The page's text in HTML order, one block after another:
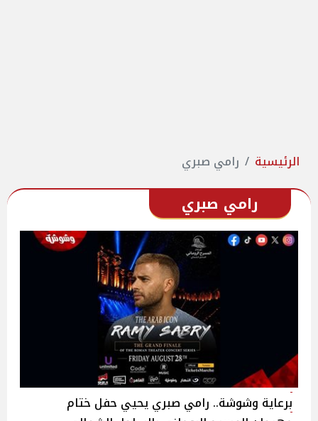
الرئيسية رامي صبري
رامي صبري
برعاية وشوشة.. رامي صبري يحيي حفل ختام